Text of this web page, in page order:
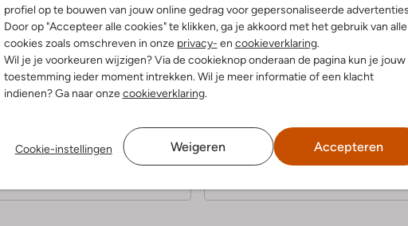
profiel op te bouwen van jouw online gedrag voor gepersonaliseerde
Door op "Accepteer alle cookies" te klikken, ga je akkoord met het gebruik van alle
cookies zoals omschreven in onze privacy- en cookieverklaring.
Wil je je voorkeuren wijzigen? Via de cookieknop onderaan de pagina kun je jouw
toestemming ieder moment intrekken. Wil je meer informatie of een klacht
indienen? Ga naar onzecookieverklaring.
Cookie-instellingen Weigeren Accepteren
(2)
06 augustus 2024door Lisa
Super leuk tasje maar wel erg klein,
5
e
r
r
(5)
Leuk klein tasje
Mooie tas voor de zomer… leuk
formaat en mijn telefoon kan er ook